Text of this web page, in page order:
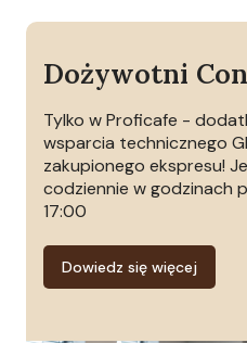
Dożywotni
Tylko w Proficafe -
wsparcia technicznego
zakupionego ekspresu!
codziennie w godzinach
17:00
Dowiedz się więcej